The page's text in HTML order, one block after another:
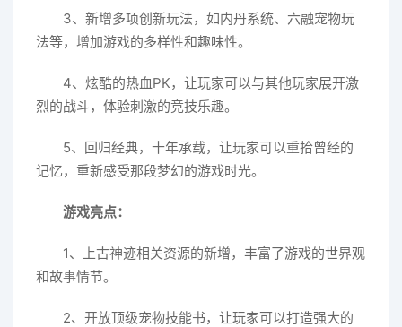
3、新增多项创新玩法，如内丹系统、六融宠物玩
法等，增加游戏的多样性和趣味性。
4、炫酷的热血PK，让玩家可以与其他玩家展开激
烈的战斗，体验刺激的竞技乐趣。
5、回归经典，十年承载，让玩家可以重拾曾经的
记忆，重新感受那段梦幻的游戏时光。
游戏亮点：
1、上古神迹相关资源的新增，丰富了游戏的世界观
和故事情节。
2、开放顶级宠物技能书，让玩家可以打造强大的